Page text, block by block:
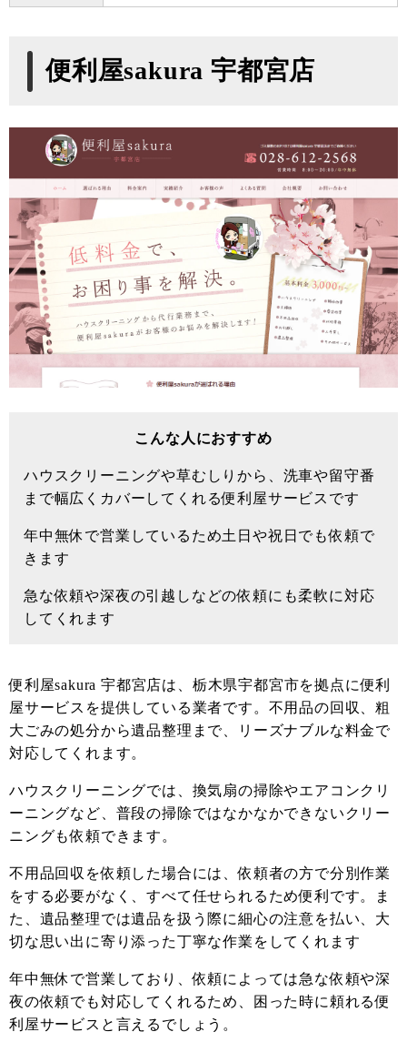
便利屋sakura 宇都宮店
こんな人におすすめ
ハウスクリーニングや草むしりから、洗車や留守番
まで幅広くカバーしてくれる便利屋サービスです
年中無休で営業しているため土日や祝日でも依頼で
きます
急な依頼や深夜の引越しなどの依頼にも柔軟に対応
してくれます
便利屋sakura 宇都宮店は、栃木県宇都宮市を拠点に便利
屋サービスを提供している業者です。不用品の回収、粗
大ごみの処分から遺品整理まで、リーズナブルな料金で
対応してくれます。
ハウスクリーニングでは、換気扇の掃除やエアコンクリ
ーニングなど、普段の掃除ではなかなかできないクリー
ニングも依頼できます。
不用品回収を依頼した場合には、依頼者の方で分別作業
をする必要がなく、すべて任せられるため便利です。ま
た、遺品整理では遺品を扱う際に細心の注意を払い、大
切な思い出に寄り添った丁寧な作業をしてくれます
年中無休で営業しており、依頼によっては急な依頼や深
夜の依頼でも対応してくれるため、困った時に頼れる便
利屋サービスと言えるでしょう。